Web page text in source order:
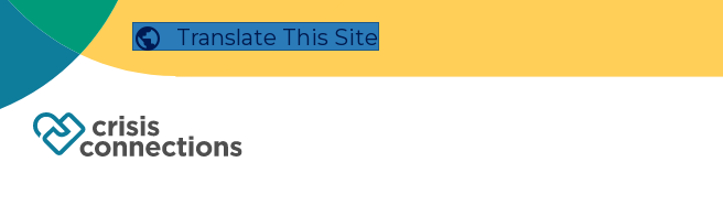
Translate This Site